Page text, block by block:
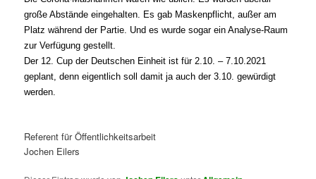
große Abstände eingehalten. Es gab Maskenpflicht, außer am
Platz während der Partie. Und es wurde sogar ein Analyse-Raum
zur Verfügung gestellt.
Der 12. Cup der Deutschen Einheit ist für 2.10. – 7.10.2021
geplant, denn eigentlich soll damit ja auch der 3.10. gewürdigt
werden.
Referent für Öffentlichkeitsarbeit
Jochen Eilers